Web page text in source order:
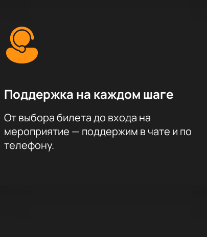
Поддержка на каждом шаге
От выбора билета до входа на
мероприятие — поддержим в чате и по
телефону.